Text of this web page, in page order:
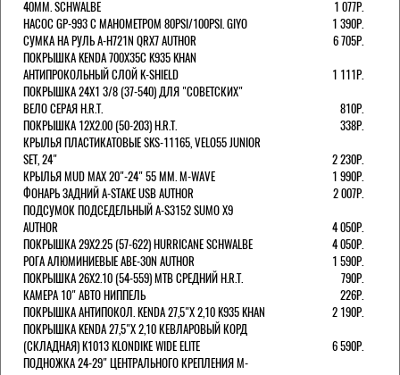
40MM. SCHWALBE
1 077Р.
НАСОС GP-993 С МАНОМЕТРОМ 80PSI/100PSI. GIYO
1 390Р.
СУМКА НА РУЛЬ A-H721N QRX7 AUTHOR
6 705Р.
ПОКРЫШКА KENDA 700Х35С K935 KHAN
АНТИПРОКОЛЬНЫЙ СЛОЙ K-SHIELD
1 111Р.
ПОКРЫШКА 24X1 3/8 (37-540) ДЛЯ "СОВЕТСКИХ"
ВЕЛО СЕРАЯ H.R.T.
810Р.
ПОКРЫШКА 12X2.00 (50-203) H.R.T.
338Р.
КРЫЛЬЯ ПЛАСТИКАТОВЫЕ SKS-11165, VELO55 JUNIOR
SET, 24"
2 230Р.
КРЫЛЬЯ MUD MAX 20"-24" 55 ММ. M-WAVE
1 990Р.
ФОНАРЬ ЗАДНИЙ A-STAKE USB AUTHOR
2 007Р.
ПОДСУМОК ПОДСЕДЕЛЬНЫЙ A-S3152 SUMO X9
AUTHOR
4 050Р.
ПОКРЫШКА 29X2.25 (57-622) HURRICANE SCHWALBE
4 050Р.
РОГА АЛЮМИНИЕВЫЕ ABE-30N AUTHOR
1 590Р.
ПОКРЫШКА 26X2.10 (54-559) MTB СРЕДНИЙ H.R.T.
790Р.
КАМЕРА 10" АВТО НИППЕЛЬ
226Р.
ПОКРЫШКА АНТИПОКОЛ. KENDA 27,5"Х 2,10 K935 KHAN
2 190Р.
ПОКРЫШКА KENDA 27,5"Х 2,10 КЕВЛАРОВЫЙ КОРД
(СКЛАДНАЯ) K1013 KLONDIKE WIDE ELITE
6 590Р.
ПОДНОЖКА 24-29" ЦЕНТРАЛЬНОГО КРЕПЛЕНИЯ M-